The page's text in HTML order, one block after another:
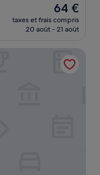
Le
nouveau
prix
de
64 €
64 €
taxes et frais compris
20 août - 21 août